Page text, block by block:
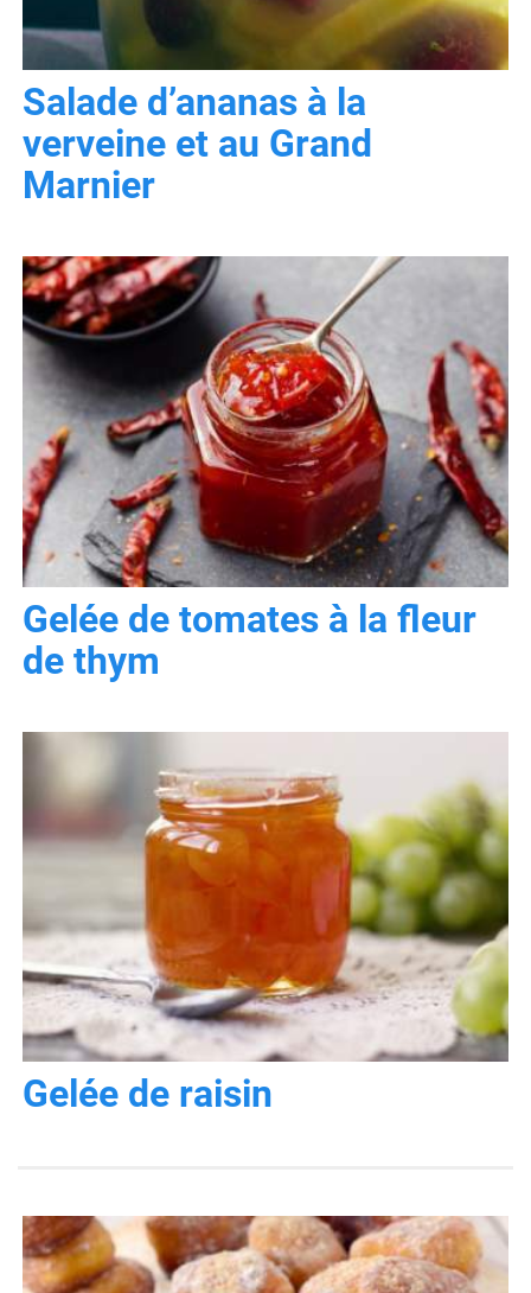
Salade d’ananas à la
verveine et au Grand
Marnier
Gelée de tomates à la fleur
de thym
Gelée de raisin